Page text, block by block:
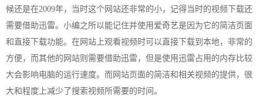
候还是在2009年，当时这个网站还非常的小，记得当时的视频下载还
需要借助迅雷。小编之所以能记住并使用爱奇艺是因为它的简洁页面
和直接下载功能。在网站上观看视频时可以直接下载到本地，非常的
方便，而其他的网站则需要借助迅雷，但是使用迅雷占用的内存比较
大会影响电脑的运行速度。而网站页面的简洁和相关视频的提供，很
大和程度上减少了搜索视频所需要的时间。